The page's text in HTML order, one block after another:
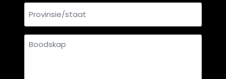
Provinsie/staat
Boodskap